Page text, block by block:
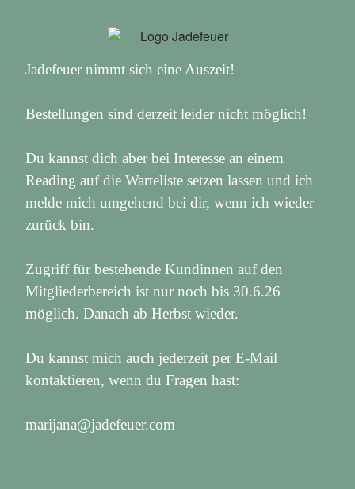
Jadefeuer nimmt sich eine Auszeit!
Bestellungen sind derzeit leider nicht möglich!
Du kannst dich aber bei Interesse an einem
Reading auf die Warteliste setzen lassen und ich
melde mich umgehend bei dir, wenn ich wieder
zurück bin.
Zugriff für bestehende Kundinnen auf den
Mitgliederbereich ist nur noch bis 30.6.26
möglich. Danach ab Herbst wieder.
Du kannst mich auch jederzeit per E-Mail
kontaktieren, wenn du Fragen hast:
marijana@jadefeuer.com